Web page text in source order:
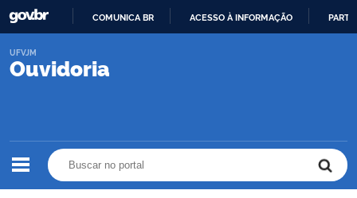
COMUNICA BR ACESSO À INFORMAÇÃO
Ouvidoria
UFVJM